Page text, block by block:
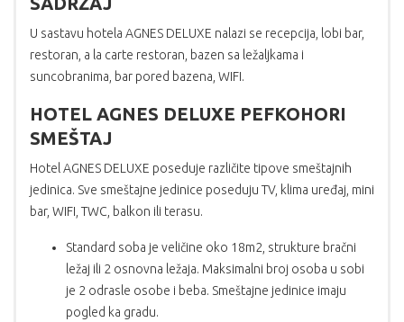
U sastavu hotela AGNES DELUXE nalazi se recepcija, lobi bar,
restoran, a la carte restoran, bazen sa ležaljkama i
suncobranima, bar pored bazena, WIFI.
HOTEL AGNES DELUXE PEFKOHORI
SMEŠTAJ
Hotel AGNES DELUXE poseduje različite tipove smeštajnih
jedinica. Sve smeštajne jedinice poseduju TV, klima uređaj, mini
bar, WIFI, TWC, balkon ili terasu.
Standard soba je veličine oko 18m2, strukture bračni
ležaj ili 2 osnovna ležaja. Maksimalni broj osoba u sobi
je 2 odrasle osobe i beba. Smeštajne jedinice imaju
pogled ka gradu.